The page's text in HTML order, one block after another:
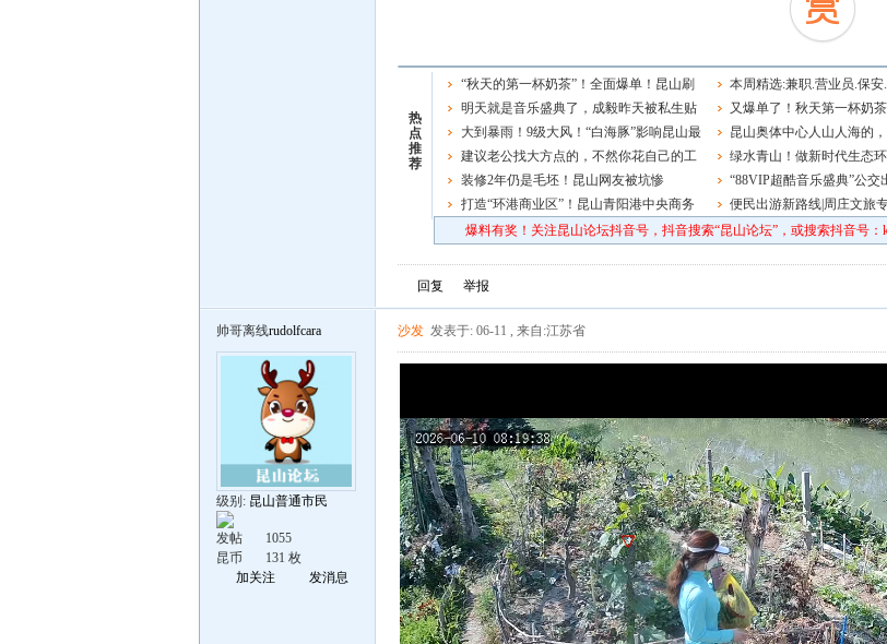
热
点
推
荐
“秋天的第一杯奶茶”！全面爆单！昆山刷
屏了明天就是音乐盛典了，成毅昨天被私生贴
车了，大家一定要理智追星啊！
大到暴雨！9级大风！“白海豚”影响昆山最
强时段在……
建议老公找大方点的，不然你花自己的工
资，人家都肉疼
装修2年仍是毛坯！昆山网友被坑惨
打造“环港商业区”！昆山青阳港中央商务
区启动区最新控规发布
本周精选:兼职.营业员.保
售.品管主管.钳工.学徒.电工.
又爆单了！秋天第一杯奶
吗？昆山奥体中心人山人海的
多粉丝的吗！
绿水青山！做新时代生态
“88VIP超酷音乐盛典”公交
啦！便民出游新路线|周庄文旅
上线！
爆料有奖！关注昆山论坛抖音号，抖音搜索“昆山论坛”，或搜索抖音号：
回复 举报
帅哥离线rudolfcara
级别: 昆山普通市民
发帖
1055
昆币
131 枚
加关注
发消息
沙发 发表于: 06-11 , 来自:江苏省